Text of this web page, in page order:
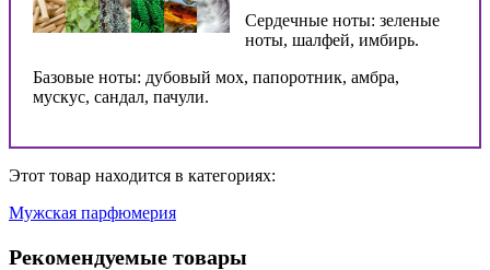
Сердечные ноты: зеленые
ноты, шалфей, имбирь.
Базовые ноты: дубовый мох, папоротник, амбра,
мускус, сандал, пачули.
Этот товар находится в категориях:
Мужская парфюмерия
Рекомендуемые товары